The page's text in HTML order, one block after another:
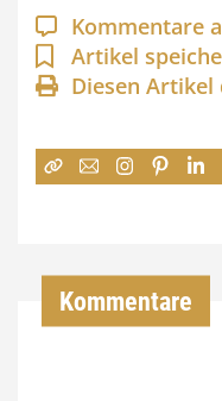
Kommentare
Artikel
Diesen Artikel
Kommentare